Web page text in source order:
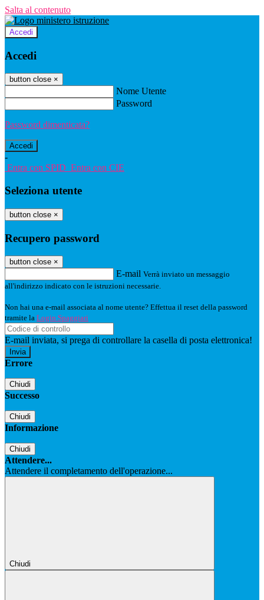
Salta al contenuto
Accedi
Accedi
button close ×
Nome Utente
Password
Password dimenticata?
-
Entra con SPID Entra con CIE
Seleziona utente
button close ×
Recupero password
button close ×
E-mail Verrà inviato un messaggio
all'indirizzo indicato con le istruzioni necessarie.
Non hai una e-mail associata al nome utente? Effettua il reset della password
tramite la Login Spaggiari
E-mail inviata, si prega di controllare la casella di posta elettronica!
Errore
Chiudi
Successo
Chiudi
Informazione
Chiudi
Attendere...
Attendere il completamento dell'operazione...
Chiudi